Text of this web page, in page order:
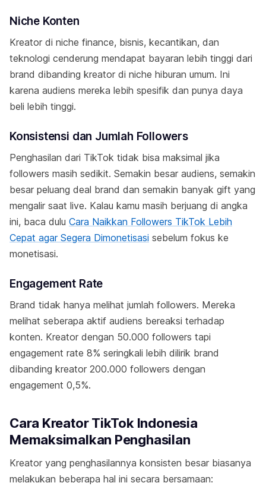
Niche Konten
Kreator di niche finance, bisnis, kecantikan, dan
teknologi cenderung mendapat bayaran lebih tinggi dari
brand dibanding kreator di niche hiburan umum. Ini
karena audiens mereka lebih spesifik dan punya daya
beli lebih tinggi.
Konsistensi dan Jumlah Followers
Penghasilan dari TikTok tidak bisa maksimal jika
followers masih sedikit. Semakin besar audiens, semakin
besar peluang deal brand dan semakin banyak gift yang
mengalir saat live. Kalau kamu masih berjuang di angka
ini, baca dulu Cara Naikkan Followers TikTok Lebih
Cepat agar Segera Dimonetisasi sebelum fokus ke
monetisasi.
Engagement Rate
Brand tidak hanya melihat jumlah followers. Mereka
melihat seberapa aktif audiens bereaksi terhadap
konten. Kreator dengan 50.000 followers tapi
engagement rate 8% seringkali lebih dilirik brand
dibanding kreator 200.000 followers dengan
engagement 0,5%.
Cara Kreator TikTok Indonesia
Memaksimalkan Penghasilan
Kreator yang penghasilannya konsisten besar biasanya
melakukan beberapa hal ini secara bersamaan: